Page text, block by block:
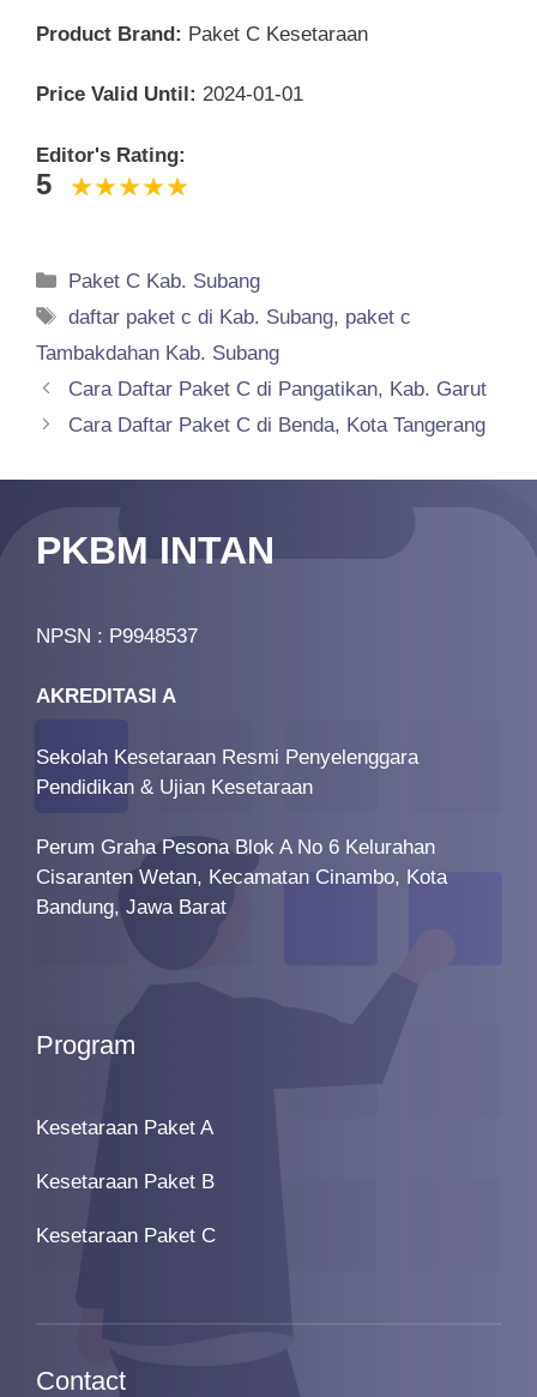
Product Brand: Paket C Kesetaraan
Price Valid Until: 2024-01-01
Editor's Rating:
5
Categories
Paket C Kab. Subang
Tags
daftar paket c di Kab. Subang, paket c
Tambakdahan Kab. Subang
Cara Daftar Paket C di Pangatikan, Kab. Garut
Cara Daftar Paket C di Benda, Kota Tangerang
PKBM INTAN
NPSN : P9948537
AKREDITASI A
Sekolah Kesetaraan Resmi Penyelenggara
Pendidikan & Ujian Kesetaraan
Perum Graha Pesona Blok A No 6 Kelurahan
Cisaranten Wetan, Kecamatan Cinambo, Kota
Bandung, Jawa Barat
Program
Kesetaraan Paket A
Kesetaraan Paket B
Kesetaraan Paket C
Contact